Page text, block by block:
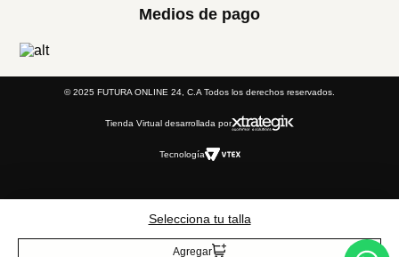
Selecciona tu talla
Agregar
Medios de pago
© 2025 FUTURA ONLINE 24, C.A Todos los derechos reservados.
Tienda Virtual desarrollada por
Tecnología